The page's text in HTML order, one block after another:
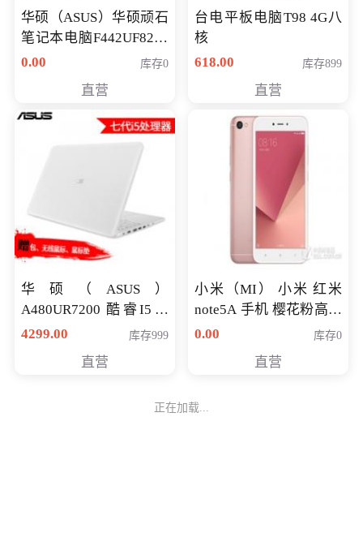
华硕（ASUS）华硕顽石
笔记本电脑F442UF8250
八代独显轻薄办公商务
0.00 库存0
直营
台电平板电脑T98 4G八
核
618.00
库存899
直营
华硕（ASUS）
A480UR7200 酷睿I5超
薄学生办公游戏独显笔
NV930-2G独
4299.00 库存999
直营
小米（MI） 小米 红米
note5A 手机 樱花粉高配
版 全网通(3G+32G)
0.00 库存0
直营
正在加载...